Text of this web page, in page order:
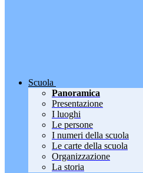
Scuola
Panoramica
Presentazione
I luoghi
Le persone
I numeri della scuola
Le carte della scuola
Organizzazione
La storia